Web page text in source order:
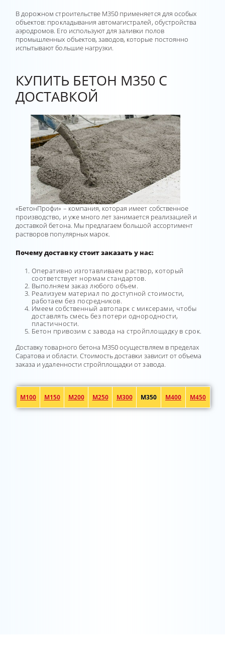
В дорожном строительстве М350 применяется для особых
объектов: прокладывания автомагистралей, обустройства
аэродромов. Его используют для заливки полов
промышленных объектов, заводов, которые постоянно
испытывают большие нагрузки.
КУПИТЬ БЕТОН М350 С
ДОСТАВКОЙ
«БетонПрофи» – компания, которая имеет собственное
производство, и уже много лет занимается реализацией и
доставкой бетона. Мы предлагаем большой ассортимент
растворов популярных марок.
Почему доставку стоит заказать у нас:
Оперативно изготавливаем раствор, который
соответствует нормам стандартов.
Выполняем заказ любого объем.
Реализуем материал по доступной стоимости,
работаем без посредников.
Имеем собственный автопарк с миксерами, чтобы
доставлять смесь без потери однородности,
пластичности.
Бетон привозим с завода на стройплощадку в срок.
Доставку товарного бетона М350 осуществляем в пределах
Саратова и области. Стоимость доставки зависит от объема
заказа и удаленности стройплощадки от завода.
М100 М150 М200 М250 М300 М350 М400 М450